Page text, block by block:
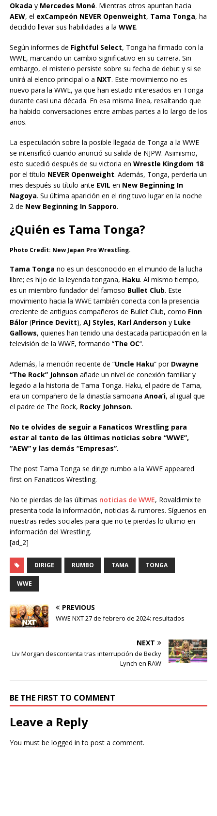
Okada y Mercedes Moné. Mientras otros apuntan hacia
AEW, el exCampeón NEVER Openweight, Tama Tonga, ha
decidido llevar sus habilidades a la WWE.
Según informes de Fightful Select, Tonga ha firmado con la
WWE, marcando un cambio significativo en su carrera. Sin
embargo, el misterio persiste sobre su fecha de debut y si se
unirá al elenco principal o a NXT. Este movimiento no es
nuevo para la WWE, ya que han estado interesados en Tonga
durante casi una década. En esa misma línea, resaltando que
ha habido conversaciones entre ambas partes a lo largo de los
años.
La especulación sobre la posible llegada de Tonga a la WWE
se intensificó cuando anunció su salida de NJPW. Asimismo,
esto sucedió después de su victoria en Wrestle Kingdom 18
por el título NEVER Openweight. Además, Tonga, perdería un
mes después su título ante EVIL en New Beginning In
Nagoya. Su última aparición en el ring tuvo lugar en la noche
2 de New Beginning In Sapporo.
¿Quién es Tama Tonga?
Photo Credit: New Japan Pro Wrestling.
Tama Tonga no es un desconocido en el mundo de la lucha
libre; es hijo de la leyenda tongana, Haku. Al mismo tiempo,
es un miembro fundador del famoso Bullet Club. Este
movimiento hacia la WWE también conecta con la presencia
creciente de antiguos compañeros de Bullet Club, como Finn
Bálor (Prince Devitt), AJ Styles, Karl Anderson y Luke
Gallows, quienes han tenido una destacada participación en la
televisión de la WWE, formando “The OC“.
Además, la mención reciente de “Uncle Haku” por Dwayne
“The Rock” Johnson añade un nivel de conexión familiar y
legado a la historia de Tama Tonga. Haku, el padre de Tama,
era un compañero de la dinastía samoana Anoa’i, al igual que
el padre de The Rock, Rocky Johnson.
No te olvides de seguir a Fanaticos Wrestling para
estar al tanto de las últimas noticias sobre “WWE”,
“AEW” y las demás “Empresas”.
The post Tama Tonga se dirige rumbo a la WWE appeared
first on Fanaticos Wrestling.
No te pierdas de las últimas noticias de WWE, Rovaldimix te
presenta toda la información, noticias & rumores. Síguenos en
nuestras redes sociales para que no te pierdas lo ultimo en
información del Wrestling.
[ad_2]
DIRIGE RUMBO TAMA TONGA
WWE
PREVIOUS
WWE NXT 27 de febrero de 2024: resultados
NEXT
Liv Morgan descontenta tras interrupción de Becky
Lynch en RAW
BE THE FIRST TO COMMENT
Leave a Reply
You must be logged in to post a comment.